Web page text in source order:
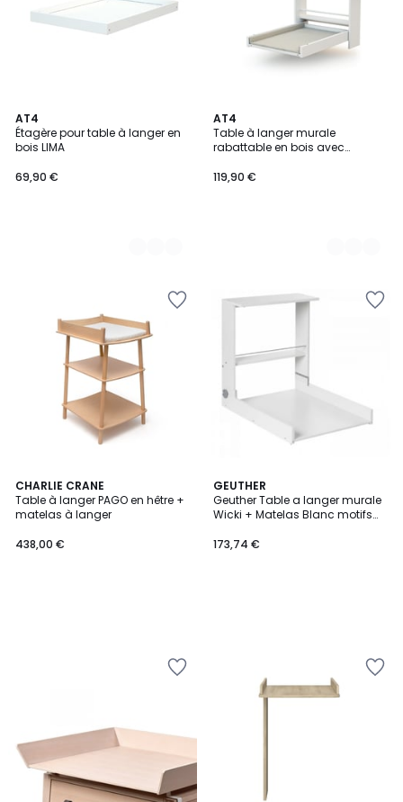
AT4
Étagère pour table à langer en
bois LIMA
69,90 €
2
Couleurs
AT4
Table à langer murale
rabattable en bois avec
119,90 €
2
Couleurs
CHARLIE CRANE
Table à langer PAGO en hêtre +
matelas à langer
438,00 €
GEUTHER
Geuther Table a langer murale
Wicki + Matelas Blanc motifs
173,74 €